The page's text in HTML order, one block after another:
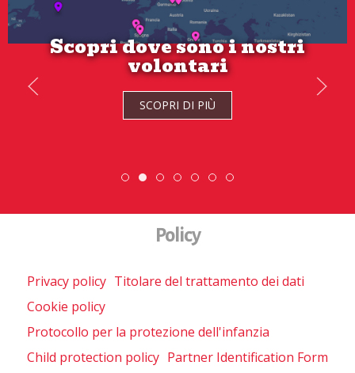
Scopri dove sono i nostri
volontari
SCOPRI DI PIÙ
Se hai tra 18 e 21 anni candidati
ora!
SCOPRI DI PIÙ
Scopri dove sono i nostri volontari
DiscoverEu Inclusion
Scambio Giovanile » 19 - 28
ESC » Volontariato
Policy
Privacy policy Titolare del trattamento dei dati
Cookie policy
Protocollo per la protezione dell'infanzia
Child protection policy Partner Identification Form